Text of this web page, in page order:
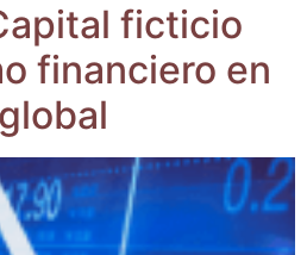
fic­ti­cio
finan­cie­ro en